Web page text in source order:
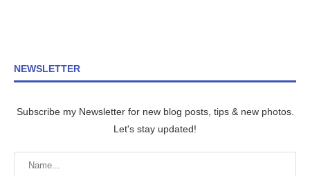
NEWSLETTER
Subscribe my Newsletter for new blog posts, tips & new photos.
Let's stay updated!